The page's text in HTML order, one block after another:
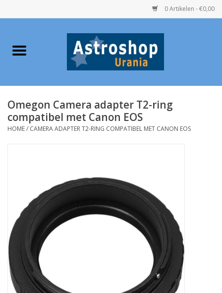
0 Artikelen - €0,00
Home
Telescopen
Accessoires
Urania / Eclipsbrillen
Speelgoed
Globes / Gadgets
Weerstations
Omegon Camera adapter T2-ring
compatibel met Canon EOS
HOME/ CAMERA ADAPTER T2-RING COMPATIBEL MET CANON EOS